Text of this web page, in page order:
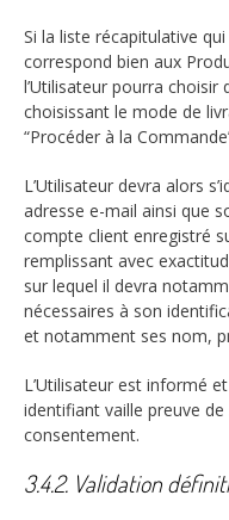
Si la liste récapitulative
correspond bien aux
l’Utilisateur pourra
choisissant le mode de
“Procéder à la
L’Utilisateur devra alors
adresse e-mail ainsi que
compte client enregistré
remplissant avec
sur lequel il devra
nécessaires à son
et notamment ses nom,
L’Utilisateur est informé
identifiant vaille preuve
consentement.
3.4.2. Validation